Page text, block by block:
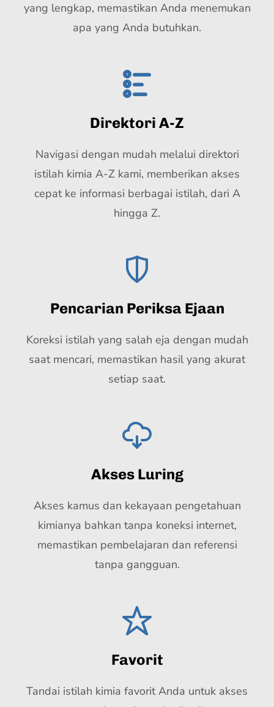
yang lengkap, memastikan Anda menemukan
apa yang Anda butuhkan.
Direktori A-Z
Navigasi dengan mudah melalui direktori
istilah kimia A-Z kami, memberikan akses
cepat ke informasi berbagai istilah, dari A
hingga Z.
Pencarian Periksa Ejaan
Koreksi istilah yang salah eja dengan mudah
saat mencari, memastikan hasil yang akurat
setiap saat.
Akses Luring
Akses kamus dan kekayaan pengetahuan
kimianya bahkan tanpa koneksi internet,
memastikan pembelajaran dan referensi
tanpa gangguan.
Favorit
Tandai istilah kimia favorit Anda untuk akses